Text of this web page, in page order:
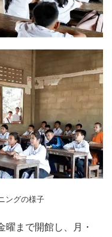
ングの様子
曜まで開館し、月・